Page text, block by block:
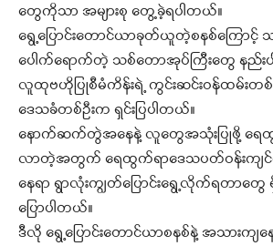
တွေကိုသာ အများစု တွေ့ခဲ့ရပါတယ်။
ရွေ့ပြောင်းတောင်ယာခုတ်ယူတဲ့စနစ်ကြောင့်
ပေါက်ရောက်တဲ့ သစ်တောအုပ်ကြီးတွေ နည်း
လူထုဗဟိုပြုစီမံကိန်းရဲ့ ကွင်းဆင်းဝန်ထမ်းတစ်
ဒေသခံတစ်ဦးက ရှင်းပြပါတယ်။
နောက်ဆက်တွဲအနေနဲ့ လူတွေအသုံးပြုဖို့ ရေထွ
လာတဲ့အတွက် ရေထွက်ရာဒေသပတ်ဝန်းကျင်
နေရာ ရွာလုံးကျွတ်ပြောင်းရွေ့လိုက်ရတာတွ
ပြောပါတယ်။
ဒီလို ရွေ့ပြောင်းတောင်ယာစနစ်နဲ့ အသားက